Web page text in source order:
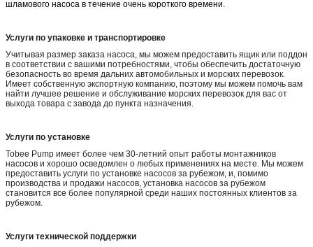
шламового насоса в течение очень короткого времени.
Услуги по упаковке и транспортировке
Учитывая размер заказа насоса, мы можем предоставить ящик или поддон
в соответствии с вашими потребностями, чтобы обеспечить достаточную
безопасность во время дальних автомобильных и морских перевозок.
Имеет собственную экспортную компанию, поэтому мы можем помочь вам
найти лучшее решение и обслуживание морских перевозок для вас от
выхода товара с завода до пункта назначения.
Услуги по установке
Tobee Pump имеет более чем 30-летний опыт работы монтажников
насосов и хорошо осведомлен о любых применениях на месте. Мы можем
предоставить услуги по установке насосов за рубежом, и, помимо
производства и продажи насосов, установка насосов за рубежом
становится все более популярной среди наших постоянных клиентов за
рубежом.
Услуги технической поддержки